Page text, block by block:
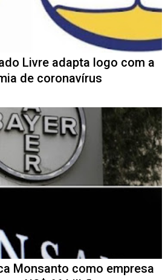
Livre adapta logo com a
de coronavírus
Monsanto como empresa